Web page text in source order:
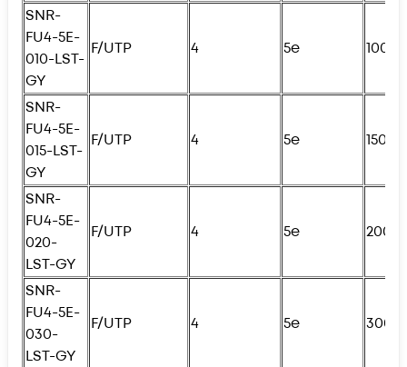
SNR-
FU4-5E-
010-LST-
GY
F/UTP 4 5e
SNR-
FU4-5E-
015-LST-
GY
F/UTP 4 5e 150см
SNR-
FU4-5E-
020-
LST-GY
F/UTP 4 5e
SNR-
FU4-5E-
030-
LST-GY
F/UTP 4 5e